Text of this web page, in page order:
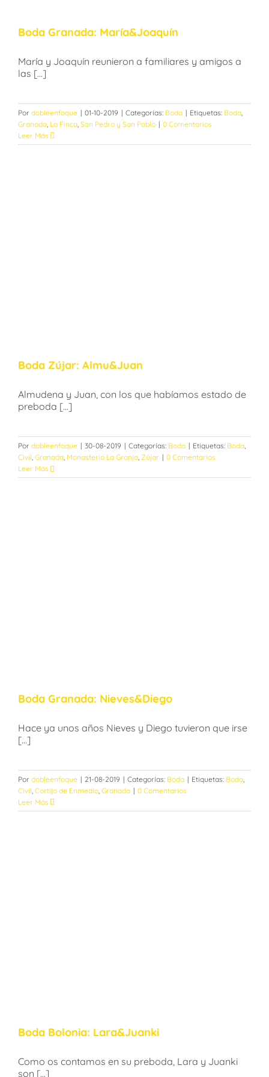
Boda Granada: María&Joaquín
María y Joaquín reunieron a familiares y amigos a
las [...]
Por dobleenfoque | 01-10-2019 | Categorías: Boda | Etiquetas: Boda
Granada La Finca San Pedro y San Pablo | 0 Comentarios
Leer Más
Boda Zújar: Almu&Juan
Almudena y Juan, con los que habíamos estado de
preboda [...]
Por dobleenfoque | 30-08-2019 | Categorías: Boda | Etiquetas: Boda,
Civil, Granada, Monasterio La Granja, Zújar | 0 Comentarios
Leer Más
Boda Granada: Nieves&Diego
Hace ya unos años Nieves y Diego tuvieron que irse
[...]
Por dobleenfoque | 21-08-2019 | Categorías: Boda | Etiquetas: Boda
Civil Cortijo de Enmedio Granada | 0 Comentarios
Leer Más
Boda Bolonia: Lara&Juanki
Como os contamos en su preboda, Lara y Juanki
son [...]